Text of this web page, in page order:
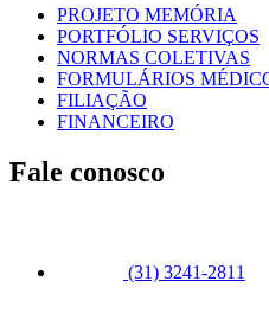
PROJETO MEMÓRIA
PORTFÓLIO SERVIÇOS
NORMAS COLETIVAS
FORMULÁRIOS
FILIAÇÃO
FINANCEIRO
Fale conosco
(31) 3241-2811